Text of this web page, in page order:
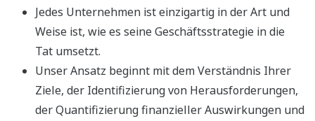
Jedes Unternehmen ist einzigartig in der Art und
Weise ist, wie es seine Geschäftsstrategie in die
Tat umsetzt.
Unser Ansatz beginnt mit dem Verständnis Ihrer
Ziele, der Identifizierung von Herausforderungen,
der Quantifizierung finanzieller Auswirkungen und